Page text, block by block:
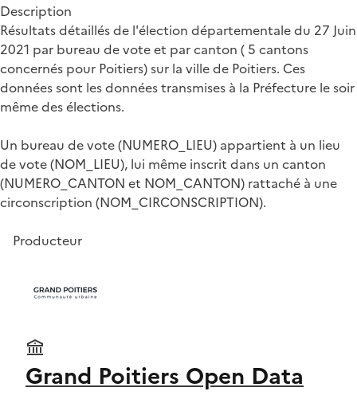
Description
Résultats détaillés de l'élection départementale du 27 Juin
2021 par bureau de vote et par canton ( 5 cantons
concernés pour Poitiers) sur la ville de Poitiers. Ces
données sont les données transmises à la Préfecture le soir
même des élections.
Un bureau de vote (NUMERO_LIEU) appartient à un lieu
de vote (NOM_LIEU), lui même inscrit dans un canton
(NUMERO_CANTON et NOM_CANTON) rattaché à une
circonscription (NOM_CIRCONSCRIPTION).
Producteur
Grand Poitiers Open Data